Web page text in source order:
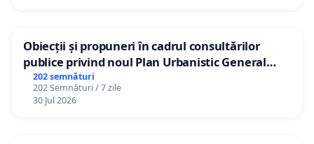
Obiecții și propuneri în cadrul consultărilor
publice privind noul Plan Urbanistic General
(PUG) Ialoveni
202 semnături
202 Semnături / 7 zile
30 Jul 2026